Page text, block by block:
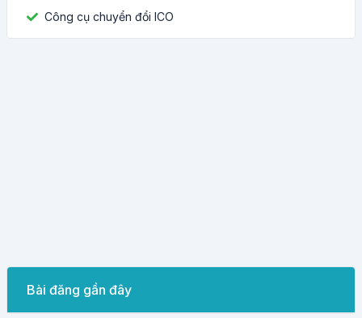
Công cụ chuyển đổi ICO
Bài đăng gần đây